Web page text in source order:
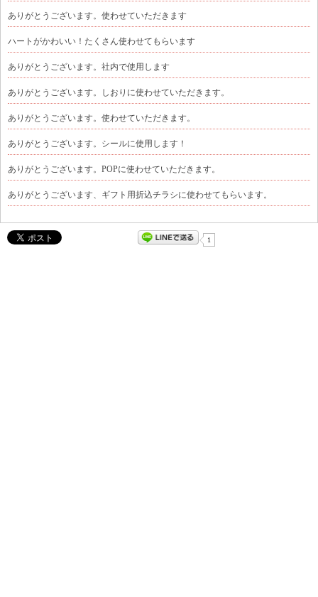
ありがとうございます。使わせていただきます
ハートがかわいい！たくさん使わせてもらいます
ありがとうございます。社内で使用します
ありがとうございます。しおりに使わせていただきます。
ありがとうございます。使わせていただきます。
ありがとうございます。シールに使用します！
ありがとうございます。POPに使わせていただきます。
ありがとうございます、ギフト用折込チラシに使わせてもらいます。
1